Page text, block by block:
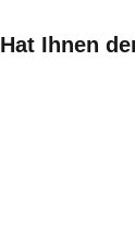
Hat Ihnen